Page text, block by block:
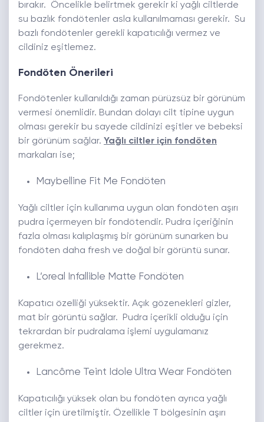
bırakır. Öncelikle belirtmek gerekir ki yağlı ciltlerde
su bazlık fondötenler asla kullanılmaması gerekir. Su
bazlı fondötenler gerekli kapatıcılığı vermez ve
cildiniz eşitlemez.
Fondöten Önerileri
Fondötenler kullanıldığı zaman pürüzsüz bir görünüm
vermesi önemlidir. Bundan dolayı cilt tipine uygun
olması gerekir bu sayede cildinizi eşitler ve bebeksi
bir görünüm sağlar. Yağlı ciltler için fondöten
markaları ise;
Maybelline Fit Me Fondöten
Yağlı ciltler için kullanıma uygun olan fondöten aşırı
pudra içermeyen bir fondötendir. Pudra içeriğinin
fazla olması kalıplaşmış bir görünüm sunarken bu
fondöten daha fresh ve doğal bir görüntü sunar.
L’oreal Infallible Matte Fondöten
Kapatıcı özelliği yüksektir. Açık gözenekleri gizler,
mat bir görüntü sağlar. Pudra içerikli olduğu için
tekrardan bir pudralama işlemi uygulamanız
gerekmez.
Lancôme Teint Idole Ultra Wear Fondöten
Kapatıcılığı yüksek olan bu fondöten ayrıca yağlı
ciltler için üretilmiştir. Özellikle T bölgesinin aşırı